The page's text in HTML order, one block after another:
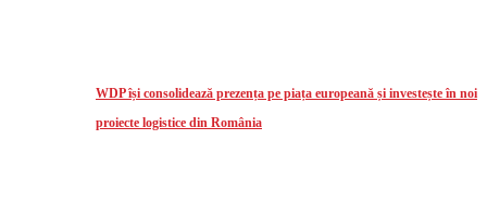
WDP își consolidează prezența pe piața europeană și investește în noi
proiecte logistice din România